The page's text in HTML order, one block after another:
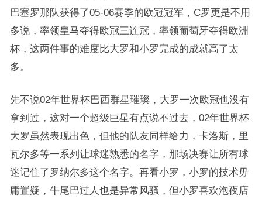
巴塞罗那队获得了05-06赛季的欧冠冠军，C罗更是不用
多说，率领皇马夺得欧冠三连冠，率领葡萄牙夺得欧洲
杯，这两件事的难度比大罗和小罗完成的成就高了太
多。
先不说02年世界杯巴西群星璀璨，大罗一次欧冠也没有
拿到过，这对一个超级巨星有点说不过去，02年世界杯
大罗虽然表现出色，但他的队友同样给力，卡洛斯，里
瓦尔多等一系列让球迷熟悉的名字，那场决赛让所有球
迷记住了罗纳尔多这个名字。再看小罗，小罗的技术毋
庸置疑，牛尾巴过人也是异常风骚，但小罗喜欢泡夜店